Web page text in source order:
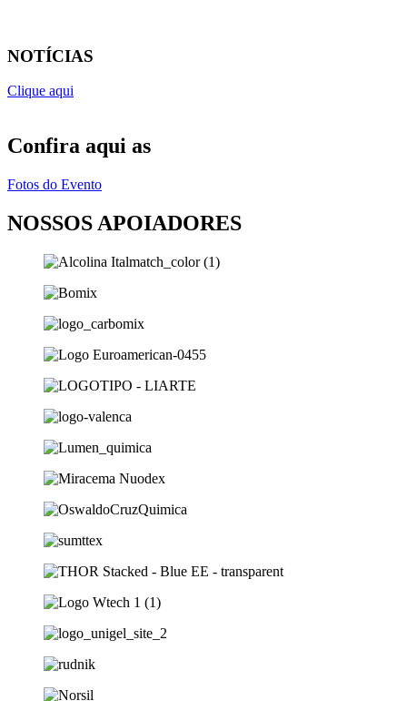
NOTÍCIAS
Clique aqui
Confira aqui as
Fotos do Evento
NOSSOS APOIADORES